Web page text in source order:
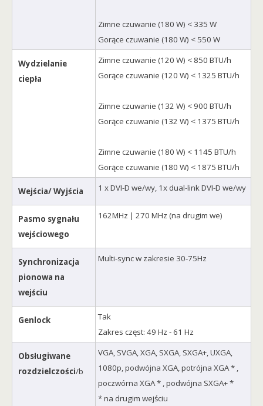
Zimne czuwanie (180 W) < 335 W
Gorące czuwanie (180 W) < 550 W
Wydzielanie
ciepła
Zimne czuwanie (120 W) < 850 BTU/h
Gorące czuwanie (120 W) < 1325 BTU/h
Zimne czuwanie (132 W) < 900 BTU/h
Gorące czuwanie (132 W) < 1375 BTU/h
Zimne czuwanie (180 W) < 1145 BTU/h
Gorące czuwanie (180 W) < 1875 BTU/h
Wejścia/ Wyjścia 1 x DVI-D we/wy, 1x dual-link DVI-D we/wy
Pasmo sygnału
wejściowego
162MHz | 270 MHz (na drugim we)
Synchronizacja
pionowa na
wejściu
Multi-sync w zakresie 30-75Hz
Genlock
Tak
Zakres częst: 49 Hz - 61 Hz
Obsługiwane
rozdzielczości/b
VGA, SVGA, XGA, SXGA, SXGA+, UXGA,
1080p, podwójna XGA, potrójna XGA * ,
poczwórna XGA * , podwójna SXGA+ *
* na drugim wejściu